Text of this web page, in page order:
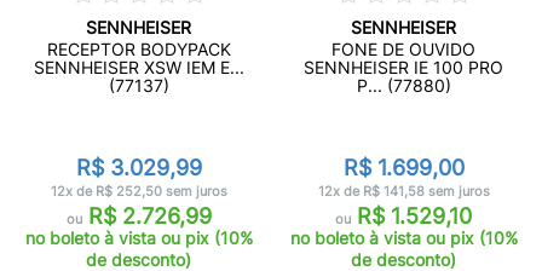
SENNHEISER
RECEPTOR BODYPACK
SENNHEISER XSW IEM E...
(77137)
R$ 3.029,99
12x de R$ 252,50 sem juros
ouR$ 2.726,99
no boleto à vista ou pix (10%
de desconto)
SENNHEISER
FONE DE OUVIDO
SENNHEISER IE 100 PRO
P... (77880)
R$ 1.699,00
12x de R$ 141,58 sem juros
ou R$ 1.529,10
no boleto à vista ou pix (10%
de desconto)